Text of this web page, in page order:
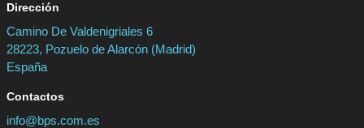
Dirección
Camino De Valdenigriales 6
28223, Pozuelo de Alarcón (Madrid)
España
Contactos
info@bps.com.es